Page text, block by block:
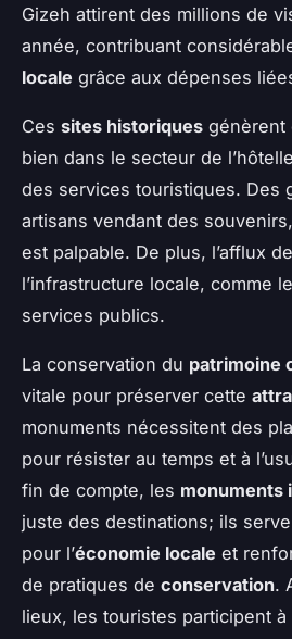
Gizeh attirent des millions de
année, contribuant
locale grâce aux dépenses
Ces sites historiques génèrent
bien dans le secteur de
des services touristiques. Des
artisans vendant des
est palpable. De plus, l’afflux
l’infrastructure locale, comme
services publics.
La conservation du patrimoine
vitale pour préserver cette
monuments nécessitent des
pour résister au temps et à
fin de compte, les monuments
juste des destinations; ils
pour l’économie locale et
de pratiques de conservation.
lieux, les touristes participent